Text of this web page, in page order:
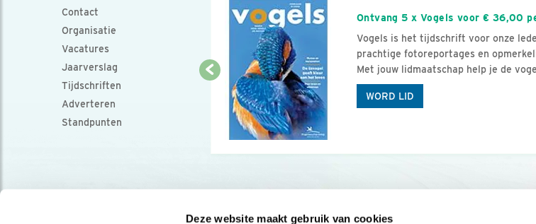
Deze website maakt gebruik van cookies
Contact
Organisatie
Vacatures
Jaarverslag
Tijdschriften
Adverteren
Standpunten
Ontvang 5 x Vogels voor € 36,00
Vogels is het tijdschrift voor onze
prachtige fotoreportages en
Met jouw lidmaatschap help je de
WORD LID